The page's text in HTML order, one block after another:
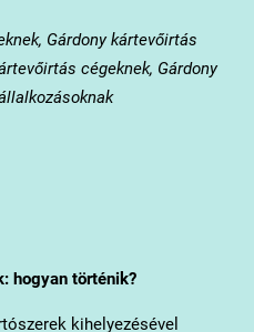
Gárdony kártevőirtás
cégeknek, Gárdony
hogyan történik?
kihelyezésével